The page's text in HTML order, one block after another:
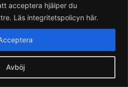
acceptera hjälper du
Läs integritetspolicyn här.
Avböj